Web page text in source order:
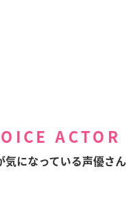
ACTOR
気になっている声優さん